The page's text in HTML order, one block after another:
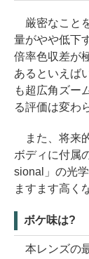
厳密なこと
量がやや低下
倍率色収差が
あるといえば
も超広角ズー
る評価は変わ
また、将来
ボディに付属
sional」の光
ますます高く
ボケ味は?
本レンズの